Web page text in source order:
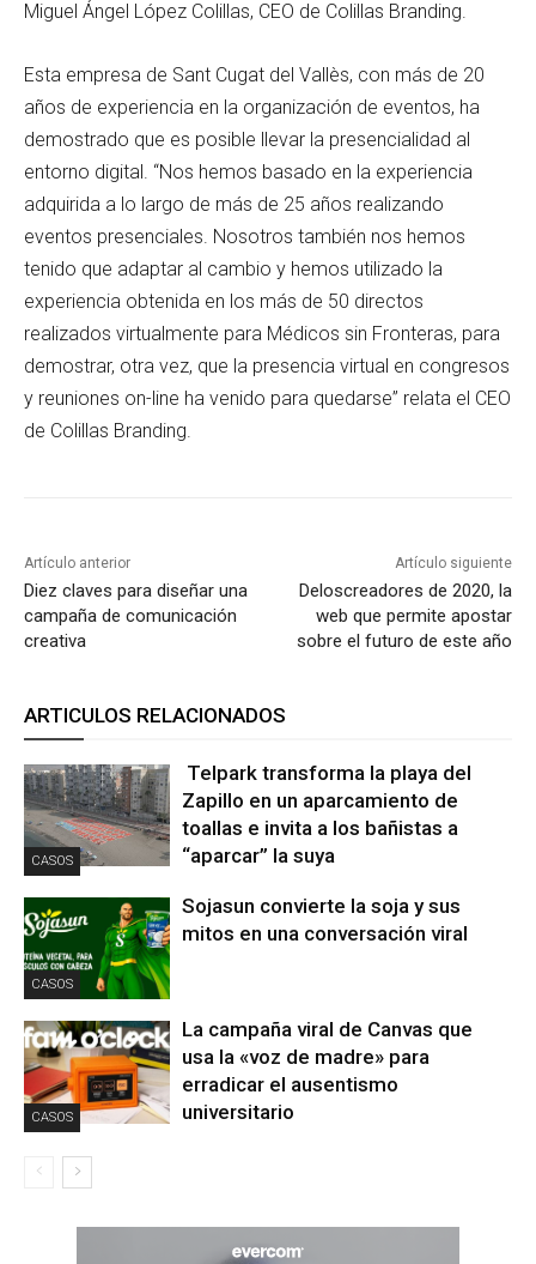
Miguel Ángel López Colillas, CEO de Colillas Branding.
Esta empresa de Sant Cugat del Vallès, con más de 20
años de experiencia en la organización de eventos, ha
demostrado que es posible llevar la presencialidad al
entorno digital. “Nos hemos basado en la experiencia
adquirida a lo largo de más de 25 años realizando
eventos presenciales. Nosotros también nos hemos
tenido que adaptar al cambio y hemos utilizado la
experiencia obtenida en los más de 50 directos
realizados virtualmente para Médicos sin Fronteras, para
demostrar, otra vez, que la presencia virtual en congresos
y reuniones on-line ha venido para quedarse” relata el CEO
de Colillas Branding.
Artículo anterior
Diez claves para diseñar una
campaña de comunicación
creativa
Artículo siguiente
Deloscreadores de 2020, la
web que permite apostar
sobre el futuro de este año
ARTICULOS RELACIONADOS
CASOS
Telpark transforma la playa del
Zapillo en un aparcamiento de
toallas e invita a los bañistas a
“aparcar” la suya
CASOS
Sojasun convierte la soja y sus
mitos en una conversación viral
CASOS
La campaña viral de Canvas que
usa la «voz de madre» para
erradicar el ausentismo
universitario